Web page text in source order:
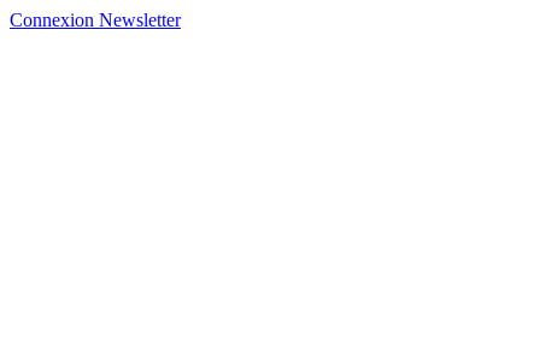
Connexion Newsletter